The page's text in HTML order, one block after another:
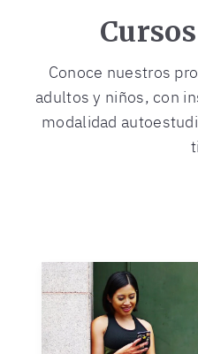
Conoce nuestros
adultos y niños, con
modalidad